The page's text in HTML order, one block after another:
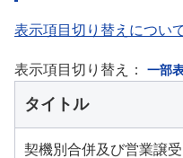
表示項目切り替えについ
表示項目切り替え： 一部
タイトル
契機別合併及び営業譲